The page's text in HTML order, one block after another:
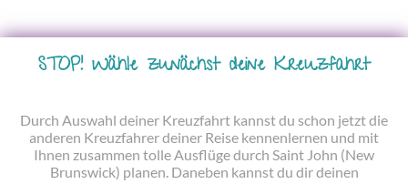
STOP! Wähle zunächst deine Kreuzfahrt
Durch Auswahl deiner Kreuzfahrt kannst du schon jetzt die
anderen Kreuzfahrer deiner Reise kennenlernen und mit
Ihnen zusammen tolle Ausflüge durch Saint John (New
Brunswick) planen. Daneben kannst du dir deinen